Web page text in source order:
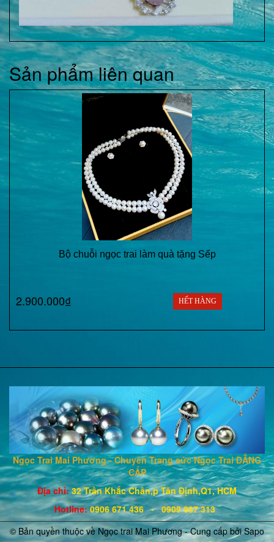
Sản phẩm liên quan
Bộ chuỗi ngọc trai làm quà tặng Sếp
2.900.000₫ HẾT HÀNG
Ngọc Trai Mai Phương - Chuyên Trang sức Ngọc Trai ĐẲNG
CẤP
Địa chỉ: 32 Trần Khắc Chân,p Tân Định,Q1, HCM
Hotline: 0906 671436- 0909 087 313
© Bản quyền thuộc về Ngọc trai Mai Phương - Cung cấp bởiSapo